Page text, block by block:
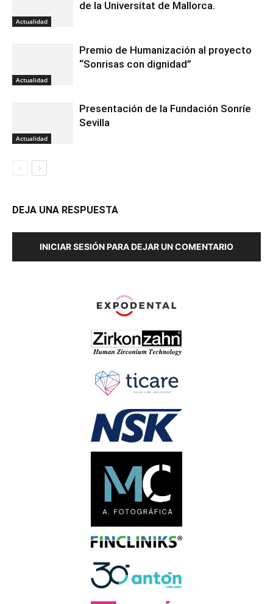
Actualidad
de la Universitat de Mallorca.
Actualidad
Premio de Humanización al proyecto
“Sonrisas con dignidad”
Actualidad
Presentación de la Fundación Sonríe
Sevilla
DEJA UNA RESPUESTA
INICIAR SESIÓN PARA DEJAR UN COMENTARIO